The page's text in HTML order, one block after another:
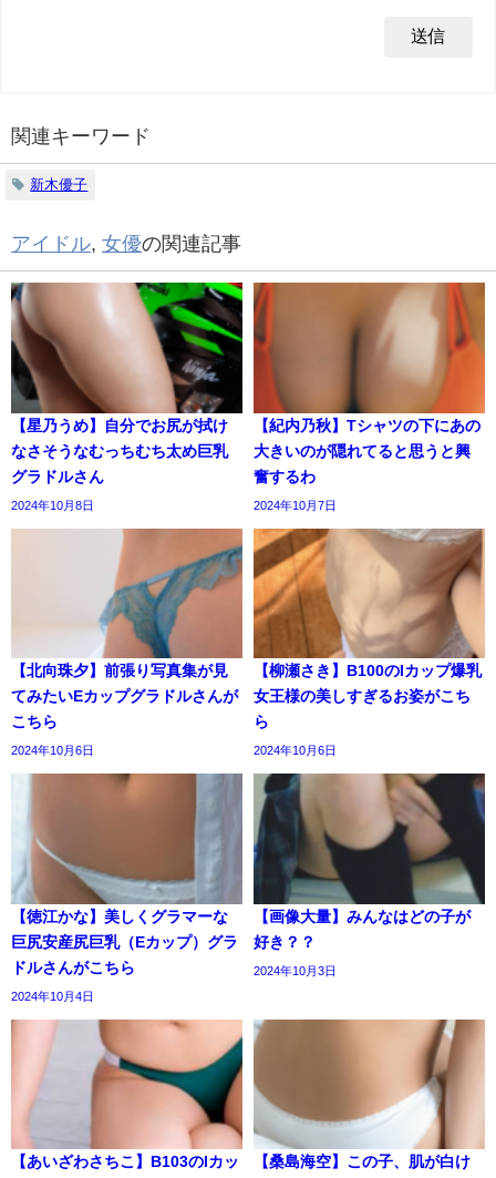
関連キーワード
新木優子
アイドル, 女優の関連記事
【星乃うめ】自分でお尻が拭け
なさそうなむっちむち太め巨乳
グラドルさん
2024年10月8日
【紀内乃秋】Tシャツの下にあの
大きいのが隠れてると思うと興
奮するわ
2024年10月7日
【北向珠夕】前張り写真集が見
てみたいEカップグラドルさんが
こちら
2024年10月6日
【柳瀬さき】B100のIカップ爆乳
女王様の美しすぎるお姿がこち
ら
2024年10月6日
【徳江かな】美しくグラマーな
巨尻安産尻巨乳（Eカップ）グラ
ドルさんがこちら
2024年10月4日
【画像大量】みんなはどの子が
好き？？
2024年10月3日
【あいざわさちこ】B103のIカッ
【桑島海空】この子、肌が白け